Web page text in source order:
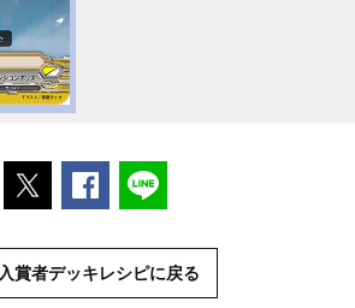
ポストするFacebookでシェアする
入賞者デッキレシピに戻る